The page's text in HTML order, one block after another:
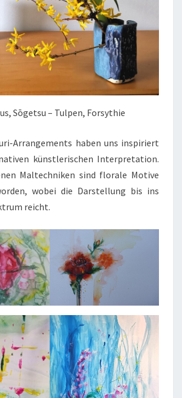
Sōgetsu – Tulpen, Forsythie
Arrangements haben uns inspiriert
künstlerischen Interpretation.
Maltechniken sind florale Motive
wobei die Darstellung bis ins
reicht.